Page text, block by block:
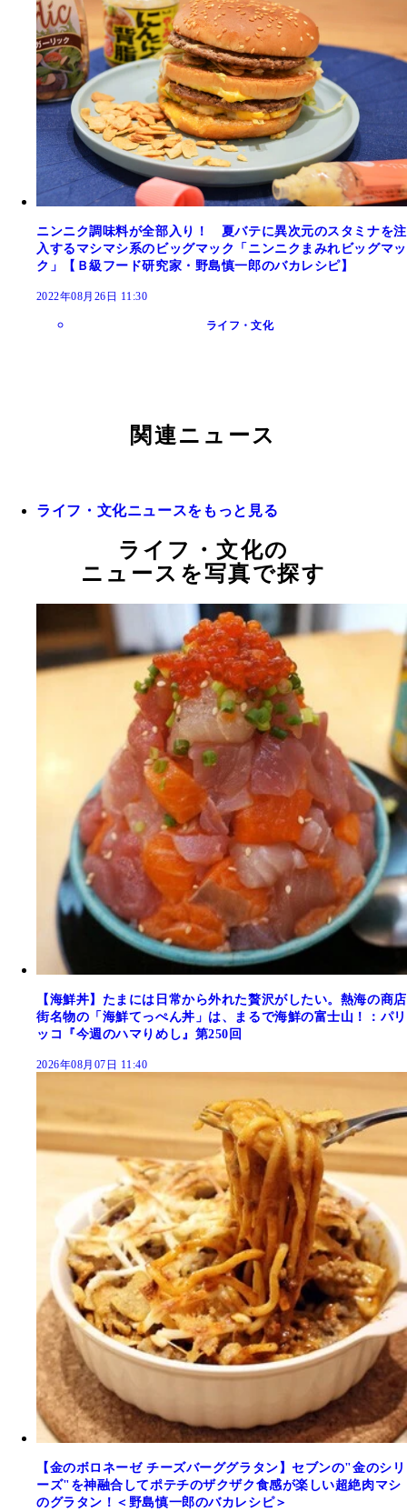
ニンニク調味料が全部入り！ 夏バテに異次元のスタミナを注
入するマシマシ系のビッグマック「ニンニクまみれビッグマッ
ク」【Ｂ級フード研究家・野島慎一郎のバカレシピ】
2022年08月26日 11:30
ライフ・文化
関連ニュース
ライフ・文化ニュースをもっと見る
ライフ・文化の
ニュースを写真で探す
【海鮮丼】たまには日常から外れた贅沢がしたい。熱海の商店
街名物の「海鮮てっぺん丼」は、まるで海鮮の富士山！：パリ
ッコ『今週のハマりめし』第250回
2026年08月07日 11:40
【金のボロネーゼ チーズバーググラタン】セブンの"金のシリ
ーズ"を神融合してポテチのザクザク食感が楽しい超絶肉マシ
のグラタン！＜野島慎一郎のバカレシピ＞